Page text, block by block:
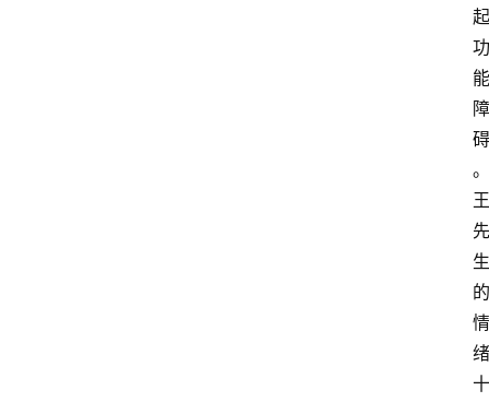
起
功
能
障
碍
。
王
先
生
的
情
绪
十